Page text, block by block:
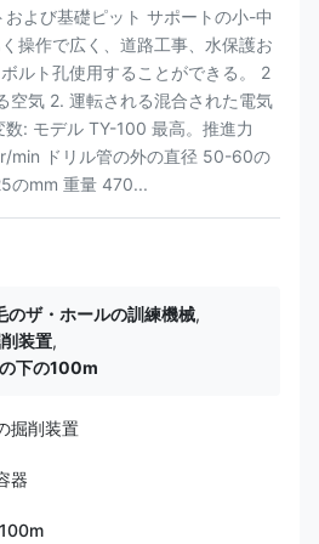
よび基礎ピット サポートの小-中
操作で広く、道路工事、水保護お
ルト孔使用することができる。 2
空気 2. 運転される混合された電気
: モデル TY-100 最高。推進力
min ドリル管の外の直径 50-60の
のmm 重量 470...
のザ・ホールの訓練機械,
装置,
下の100m
掘削装置
器